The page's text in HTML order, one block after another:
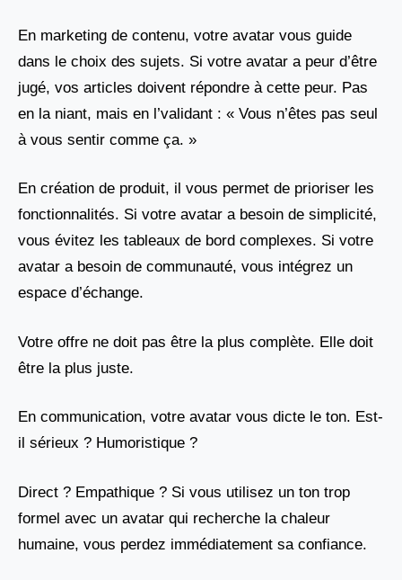
En marketing de contenu, votre avatar vous guide
dans le choix des sujets. Si votre avatar a peur d’être
jugé, vos articles doivent répondre à cette peur. Pas
en la niant, mais en l’validant : « Vous n’êtes pas seul
à vous sentir comme ça. »
En création de produit, il vous permet de prioriser les
fonctionnalités. Si votre avatar a besoin de simplicité,
vous évitez les tableaux de bord complexes. Si votre
avatar a besoin de communauté, vous intégrez un
espace d’échange.
Votre offre ne doit pas être la plus complète. Elle doit
être la plus juste.
En communication, votre avatar vous dicte le ton. Est-
il sérieux ? Humoristique ?
Direct ? Empathique ? Si vous utilisez un ton trop
formel avec un avatar qui recherche la chaleur
humaine, vous perdez immédiatement sa confiance.